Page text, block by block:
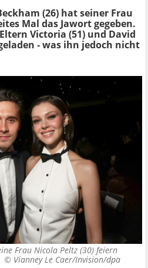
(26) hat seiner Frau
Mal das Jawort gegeben.
Victoria (51) und David
- was ihn jedoch nicht
Frau Nicola Peltz (30) feiern
© Vianney Le Caer/Invision/dpa